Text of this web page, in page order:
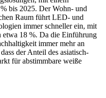
bis 2025. Der Wohn- und
Raum führt LED- und
immer schneller ein, mit
etwa 18 %. Da die Einführung
immer mehr an
der Anteil des asiatisch-
für abstimmbare weiße